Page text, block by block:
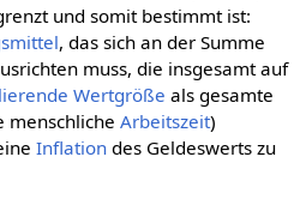
und somit bestimmt ist:
, das sich an der Summe
muss, die insgesamt auf
Wertgröße als gesamte
Arbeitszeit)
Inflationdes Geldeswerts zu